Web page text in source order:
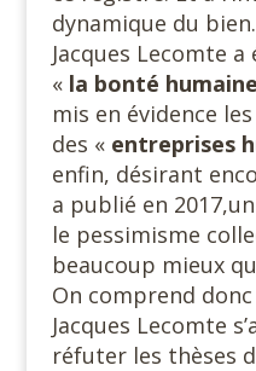
dynamique du
Jacques Lecomte
« la bonté humaine
mis en évidence
des « entreprises
enfin, désirant
a publié en
le pessimisme
beaucoup mieux
On comprend
Jacques Lecomte
réfuter les thèses